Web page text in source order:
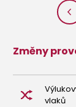
Změny
vlaků